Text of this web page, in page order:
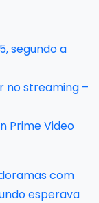
segundo a
no streaming –
Prime Video
com
esperava